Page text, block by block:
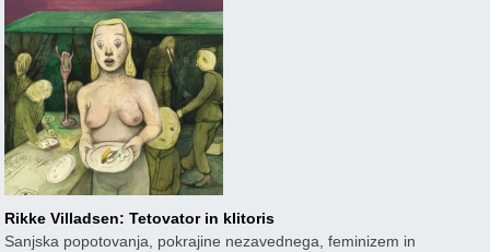
Rikke Villadsen: Tetovator in klitoris
Sanjska popotovanja, pokrajine nezavednega, feminizem in